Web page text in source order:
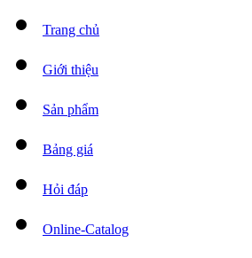
Trang chủ
Giới thiệu
Sản phẩm
Bảng giá
Hỏi đáp
Online-Catalog